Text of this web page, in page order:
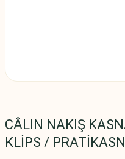
CÂLIN NAKIŞ
KLİPS /